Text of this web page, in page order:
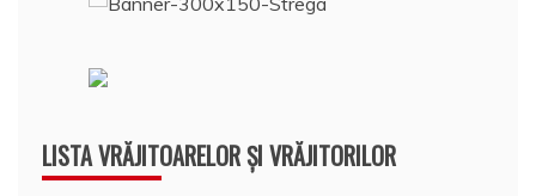
LISTA VRĂJITOARELOR ȘI VRĂJITORILOR